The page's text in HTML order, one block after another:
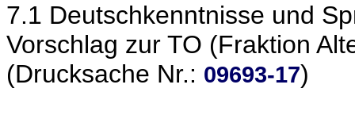
7.1 Deutschkenntnisse und
Vorschlag zur TO (Fraktion
(Drucksache Nr.: 09693-17)